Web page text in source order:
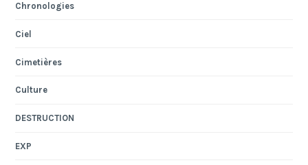
Chronologies
Ciel
Cimetières
Culture
DESTRUCTION
EXP